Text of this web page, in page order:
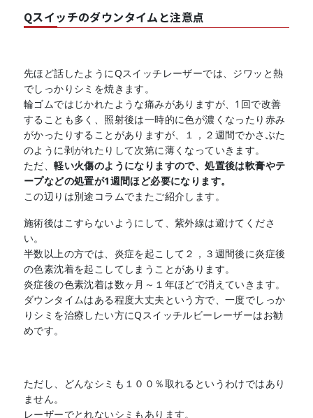
Qスイッチのダウンタイムと注意点
先ほど話したようにQスイッチレーザーでは、ジワッと熱
でしっかりシミを焼きます。
輪ゴムではじかれたような痛みがありますが、1回で改善
することも多く、照射後は一時的に色が濃くなったり赤み
がかったりすることがありますが、１，２週間でかさぶた
のように剥がれたりして次第に薄くなっていきます。
ただ、軽い火傷のようになりますので、処置後は軟膏やテ
ープなどの処置が1週間ほど必要になります。
この辺りは別途コラムでまたご紹介します。
施術後はこすらないようにして、紫外線は避けてくださ
い。
半数以上の方では、炎症を起こして２，３週間後に炎症後
の色素沈着を起こしてしまうことがあります。
炎症後の色素沈着は数ヶ月～１年ほどで消えていきます。
ダウンタイムはある程度大丈夫という方で、一度でしっか
りシミを治療したい方にQスイッチルビーレーザーはお勧
めです。
ただし、どんなシミも１００％取れるというわけではあり
ません。
レーザーでとれないシミもあります。